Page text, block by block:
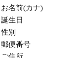
お名前(カナ)
誕生日
性別
郵便番号